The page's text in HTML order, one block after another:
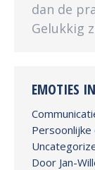
dan de
Gelukkig
EMOTIES
Persoonlijke
Door Jan-